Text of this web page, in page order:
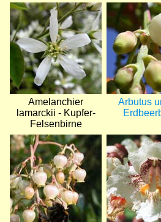
Bild
Amelanchier
lamarckii - Kupfer-
Felsenbirne
Bild
Arbutus
Bild Bild